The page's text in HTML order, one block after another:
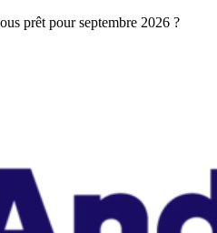
prêt pour septembre 2026 ?